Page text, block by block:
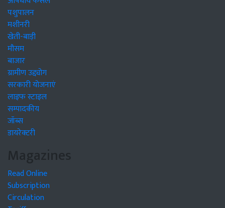
पशुपालन
मशीनरी
खेती-बाड़ी
मौसम
बाजार
ग्रामीण उद्द्योग
सरकारी योजनाएं
लाइफ स्टाइल
सम्पादकीय
जॉब्स
डायरेक्टरी
Magazines
Read Online
Subscription
Circulation